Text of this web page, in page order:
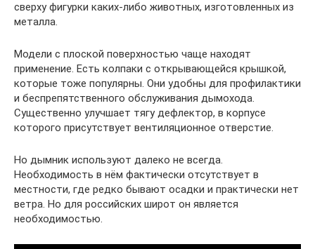
сверху фигурки каких-либо животных, изготовленных из
металла.
Модели с плоской поверхностью чаще находят
применение. Есть колпаки с открывающейся крышкой,
которые тоже популярны. Они удобны для профилактики
и беспрепятственного обслуживания дымохода.
Существенно улучшает тягу дефлектор, в корпусе
которого присутствует вентиляционное отверстие.
Но дымник используют далеко не всегда.
Необходимость в нём фактически отсутствует в
местности, где редко бывают осадки и практически нет
ветра. Но для российских широт он является
необходимостью.